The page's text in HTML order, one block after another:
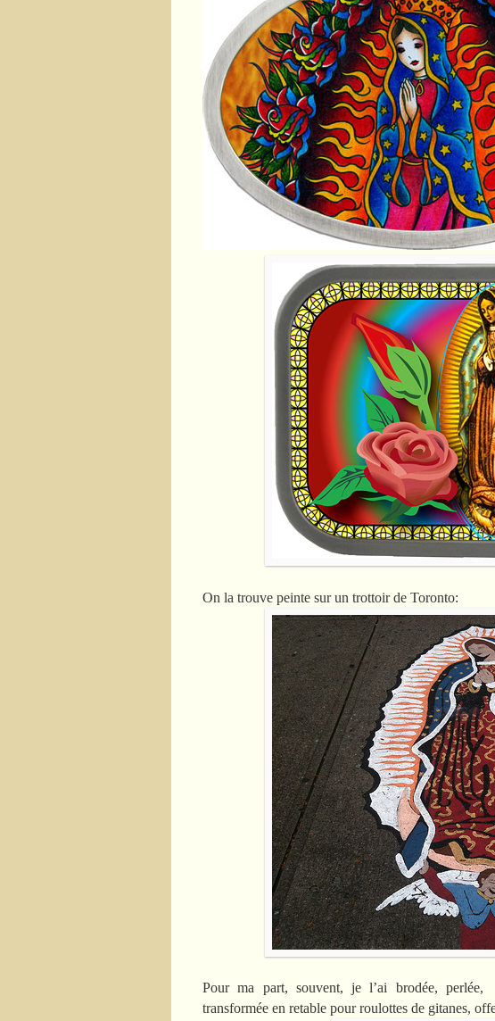
On la trouve peinte sur un trottoir de Toronto:
Pour ma part, souvent, je l’ai brodée, perlée,
transformée en retable pour roulottes de gitanes,